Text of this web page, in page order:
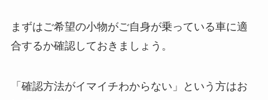
まずはご希望の小物がご自身が乗っている車に適
合するか確認しておきましょう。
「確認方法がイマイチわからない」という方はお